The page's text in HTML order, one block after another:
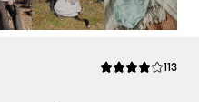
Die 113